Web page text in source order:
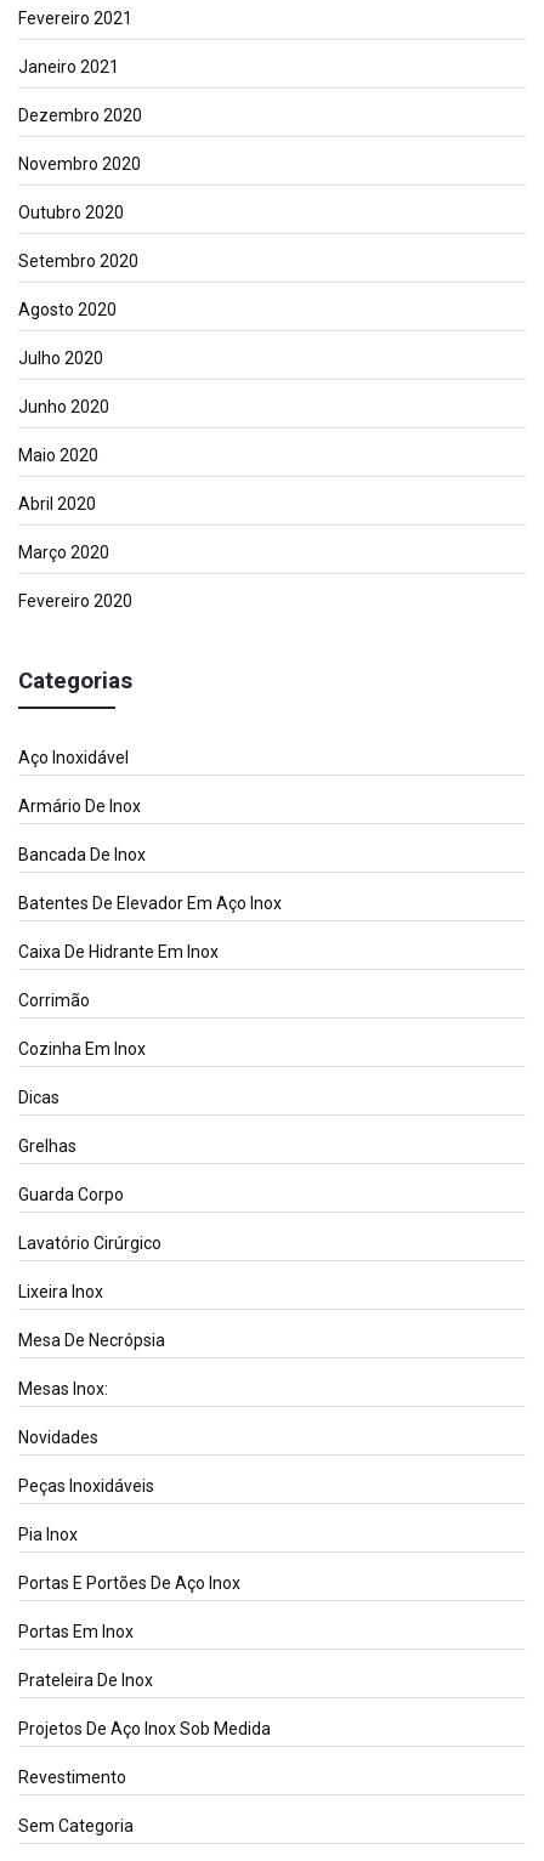
Fevereiro 2021
Janeiro 2021
Dezembro 2020
Novembro 2020
Outubro 2020
Setembro 2020
Agosto 2020
Julho 2020
Junho 2020
Maio 2020
Abril 2020
Março 2020
Fevereiro 2020
Categorias
Aço Inoxidável
Armário De Inox
Bancada De Inox
Batentes De Elevador Em Aço Inox
Caixa De Hidrante Em Inox
Corrimão
Cozinha Em Inox
Dicas
Grelhas
Guarda Corpo
Lavatório Cirúrgico
Lixeira Inox
Mesa De Necrópsia
Mesas Inox:
Novidades
Peças Inoxidáveis
Pia Inox
Portas E Portões De Aço Inox
Portas Em Inox
Prateleira De Inox
Projetos De Aço Inox Sob Medida
Revestimento
Sem Categoria